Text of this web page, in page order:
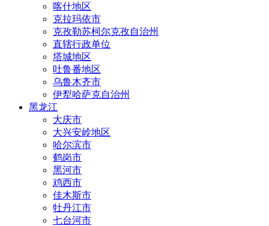
喀什地区
克拉玛依市
克孜勒苏柯尔克孜自治州
直辖行政单位
塔城地区
吐鲁番地区
乌鲁木齐市
伊犁哈萨克自治州
黑龙江
大庆市
大兴安岭地区
哈尔滨市
鹤岗市
黑河市
鸡西市
佳木斯市
牡丹江市
七台河市